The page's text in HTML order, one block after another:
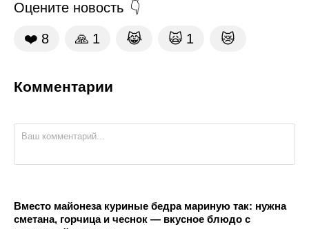
Оцените новость
❤️ 8 🙏 1 😹 🙀 1 😿
Комментарии
Вместо майонеза куриные бедра мариную так: нужна
сметана, горчица и чеснок — вкусное блюдо с